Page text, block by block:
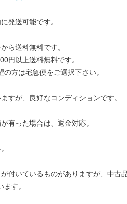
発送可能です。
ら送料無料です。
円以上送料無料です。
方は宅急便をご選択下さい。
すが、良好なコンディションです。
有った場合は、返金対応。
付いているものがありますが、中古
す。